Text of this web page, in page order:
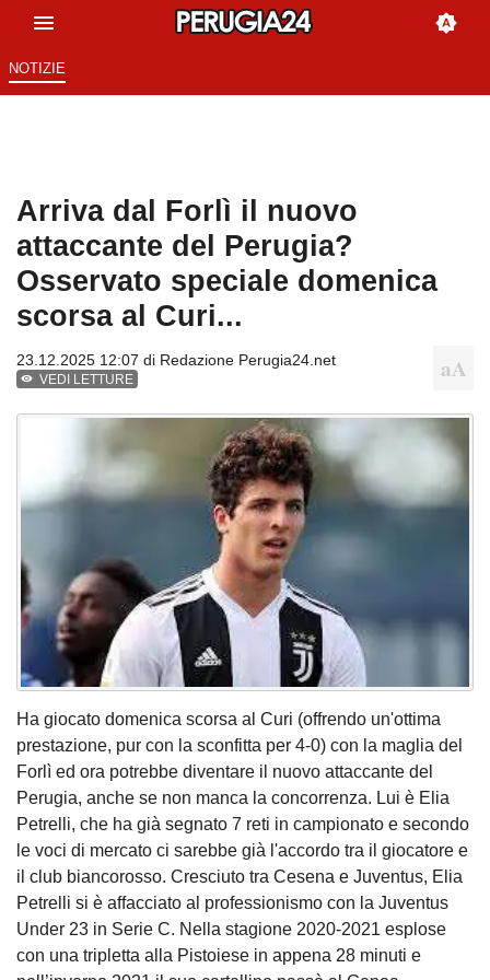
NOTIZIE
Arriva dal Forlì il nuovo
attaccante del Perugia?
Osservato speciale domenica
scorsa al Curi...
23.12.2025 12:07 di Redazione Perugia24.net
VEDI LETTURE
Ha giocato domenica scorsa al Curi (offrendo un'ottima
prestazione, pur con la sconfitta per 4-0) con la maglia del
Forlì ed ora potrebbe diventare il nuovo attaccante del
Perugia, anche se non manca la concorrenza. Lui è Elia
Petrelli, che ha già segnato 7 reti in campionato e secondo
le voci di mercato ci sarebbe già l'accordo tra il giocatore e
il club biancorosso. Cresciuto tra Cesena e Juventus, Elia
Petrelli si è affacciato al professionismo con la Juventus
Under 23 in Serie C. Nella stagione 2020-2021 esplose
con una tripletta alla Pistoiese in appena 28 minuti e